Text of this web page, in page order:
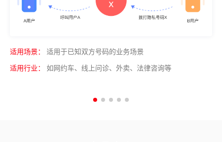
适用场景： 适用于已知双方号码的业务场景
适用行业： 如网约车、线上问诊、外卖、法律咨询等